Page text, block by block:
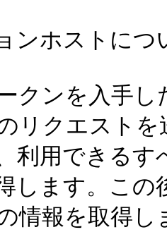
ンホストにつ
クンを入手
リクエスト
利用できる
します。こ
情報を取得し